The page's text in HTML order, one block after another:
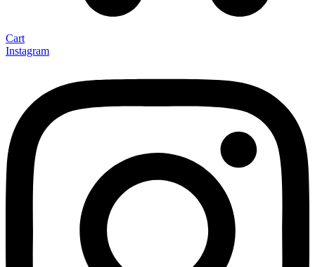
Cart
Instagram